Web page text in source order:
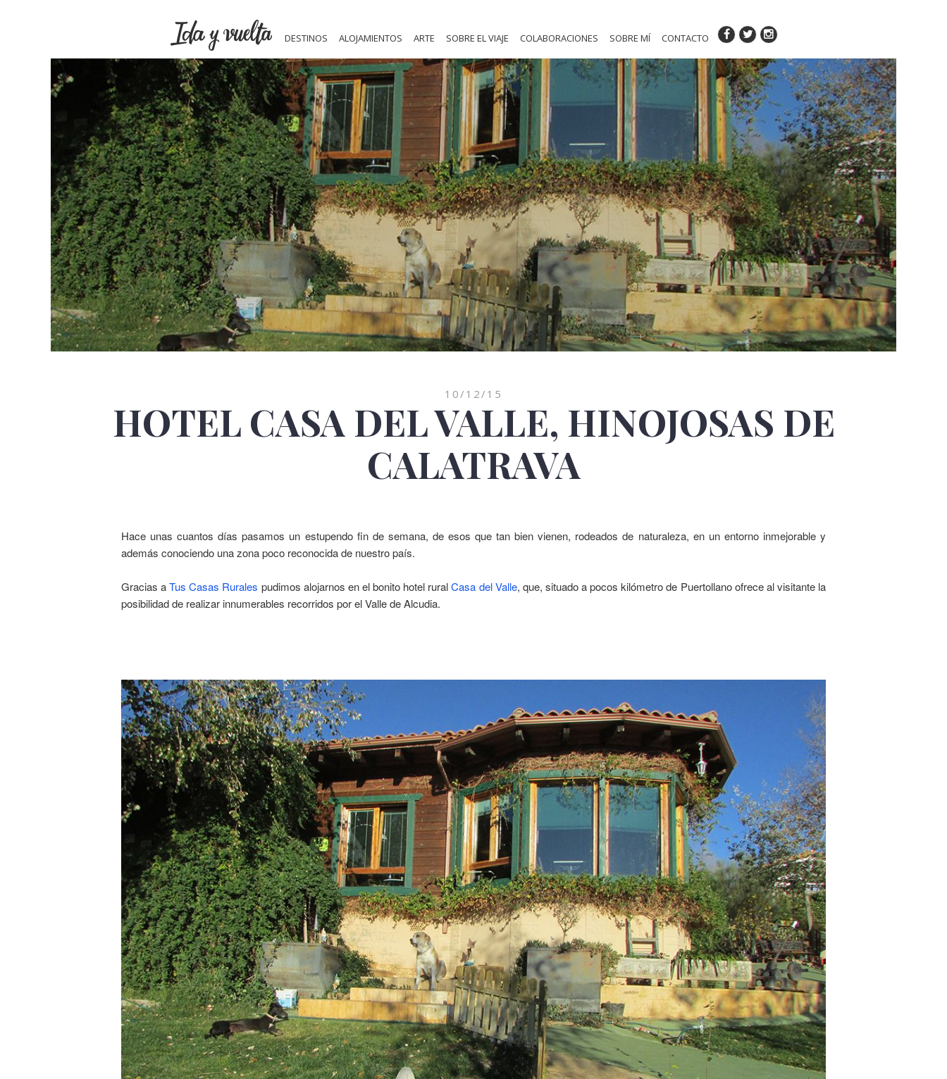
DESTINOS ALOJAMIENTOS ARTE SOBRE EL VIAJE COLABORACIONES SOBRE MÍ CONTACTO
10/12/15
HOTEL CASA DEL VALLE, HINOJOSAS DE
CALATRAVA
Hace unas cuantos días pasamos un estupendo fin de semana, de esos que tan bien vienen, rodeados de naturaleza, en un entorno inmejorable y
además conociendo una zona poco reconocida de nuestro país.
Gracias aTus Casas Rurales pudimos alojarnos en el bonito hotel ruralCasa del Valle, que, situado a pocos kilómetro de Puertollano ofrece al visitante la
posibilidad de realizar innumerables recorridos por el Valle de Alcudia.